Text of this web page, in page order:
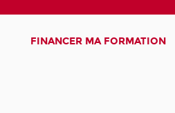
FINANCER MA FORMATION